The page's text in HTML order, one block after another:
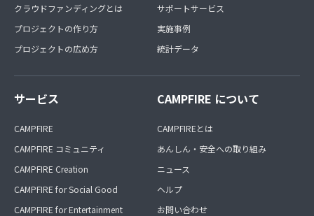
クラウドファンディングとは
プロジェクトの作り方
プロジェクトの広め方
サポートサービス
実施事例
統計データ
サービス
CAMPFIRE
CAMPFIRE コミュニティ
CAMPFIRE Creation
CAMPFIRE for Social Good
CAMPFIRE for Entertainment
CAMPFIRE について
CAMPFIREとは
あんしん・安全への取り組み
ニュース
ヘルプ
お問い合わせ